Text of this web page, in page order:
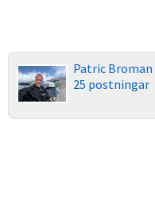
Patric Broman
25 postningar